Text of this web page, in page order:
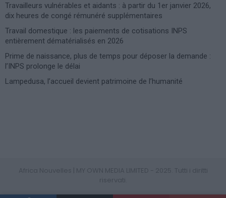
Travailleurs vulnérables et aidants : à partir du 1er janvier 2026,
dix heures de congé rémunéré supplémentaires
Travail domestique : les paiements de cotisations INPS
entièrement dématérialisés en 2026
Prime de naissance, plus de temps pour déposer la demande :
l’INPS prolonge le délai
Lampedusa, l’accueil devient patrimoine de l’humanité